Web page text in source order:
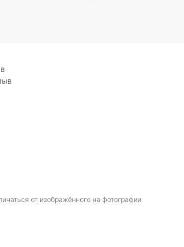
от изображённого на фотографии